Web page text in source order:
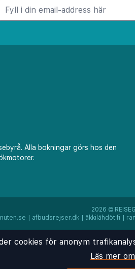
Alla bokningar görs hos den
2026 ©
afbudsrejser.dk äkkilähdöt.fi
cookies för anonym
Läs mer